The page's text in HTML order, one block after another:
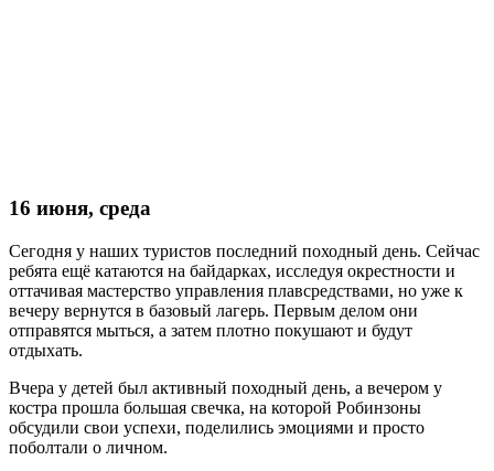
16 июня, среда
Сегодня у наших туристов последний походный день. Сейчас
ребята ещё катаются на байдарках, исследуя окрестности и
оттачивая мастерство управления плавсредствами, но уже к
вечеру вернутся в базовый лагерь. Первым делом они
отправятся мыться, а затем плотно покушают и будут
отдыхать.
Вчера у детей был активный походный день, а вечером у
костра прошла большая свечка, на которой Робинзоны
обсудили свои успехи, поделились эмоциями и просто
поболтали о личном.